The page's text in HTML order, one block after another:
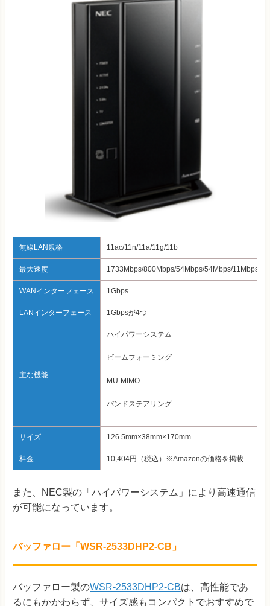
無線LAN規格 11ac/11n/11a/11g/11b
最大速度 1733Mbps/800Mbps/54Mbps/54Mbps/11Mbps（
WANインターフェース 1Gbps
LANインターフェース 1Gbpsが4つ
主な機能
ハイパワーシステム
ビームフォーミング
MU-MIMO
バンドステアリング
サイズ 126.5mm×38mm×170mm
料金 10,404円（税込）※Amazonの価格を掲載
また、NEC製の「ハイパワーシステム」により高速通信
が可能になっています。
バッファロー「WSR-2533DHP2-CB」
バッファロー製のWSR-2533DHP2-CBは、高性能であ
るにもかかわらず、サイズ感もコンパクトでおすすめで